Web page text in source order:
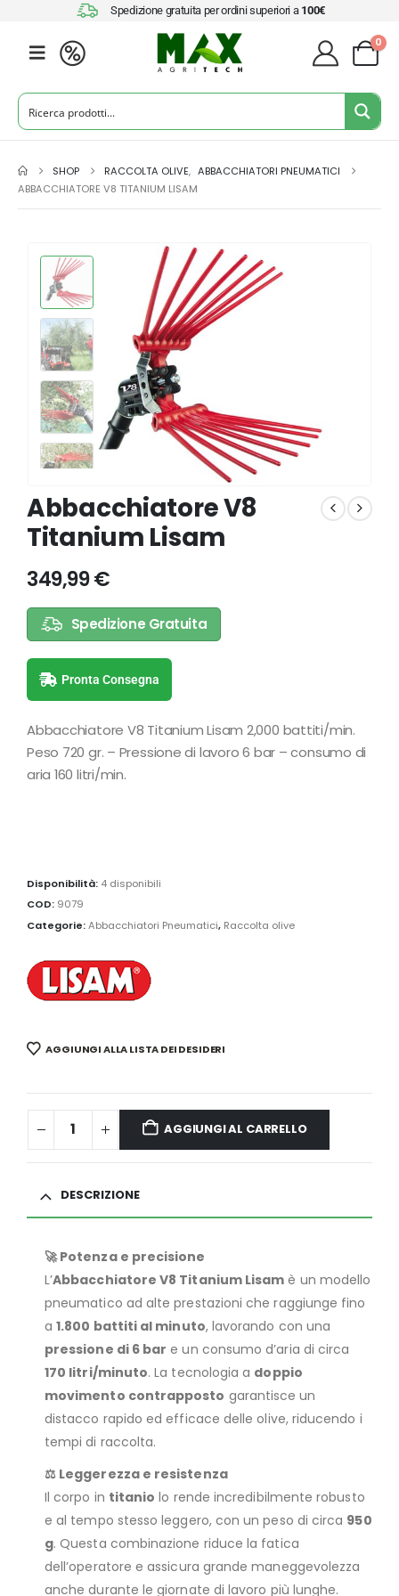
Spedizione gratuita per ordini superiori a 100€
0
SHOP RACCOLTA OLIVE, ABBACCHIATORI PNEUMATICI
ABBACCHIATORE V8 TITANIUM LISAM
Abbacchiatore V8
Titanium Lisam
349,99€
Spedizione Gratuita
Pronta Consegna
Abbacchiatore V8 Titanium Lisam 2,000 battiti/min.
Peso 720 gr. – Pressione di lavoro 6 bar – consumo di
aria 160 litri/min.
Disponibilità: 4 disponibili
COD: 9079
Categorie:Abbacchiatori Pneumatici, Raccolta olive
AGGIUNGI ALLA LISTA DEI DESIDERI
AGGIUNGI AL CARRELLO
DESCRIZIONE
🚀 Potenza e precisione
L’Abbacchiatore V8 Titanium Lisam è un modello
pneumatico ad alte prestazioni che raggiunge fino
a1.800 battiti al minuto, lavorando con una
pressione di 6 bar e un consumo d’aria di circa
170 litri/minuto. La tecnologia a doppio
movimento contrapposto garantisce un
distacco rapido ed efficace delle olive, riducendo i
tempi di raccolta.
⚖️ Leggerezza e resistenza
Il corpo in titanio lo rende incredibilmente robusto
e al tempo stesso leggero, con un peso di circa 950
g. Questa combinazione riduce la fatica
dell’operatore e assicura grande maneggevolezza
anche durante le giornate di lavoro più lunghe.